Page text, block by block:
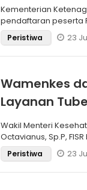
Kementerian
pendaftaran peserta
Angkatan II Batch
Peristiwa 23
Wamenkes
Layanan
Wakil Menteri
Octavianus, Sp.P,
(Wamendagri) RI Dr.
Peristiwa 23